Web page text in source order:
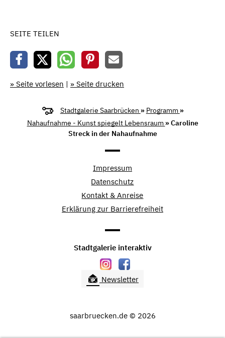
SEITE TEILEN
» Seite vorlesen | » Seite drucken
Stadtgalerie Saarbrücken » Programm »
Nahaufnahme - Kunst spiegelt Lebensraum » Caroline
Streck in der Nahaufnahme
Impressum
Datenschutz
Kontakt & Anreise
Erklärung zur Barrierefreiheit
Stadtgalerie interaktiv
Newsletter
saarbruecken.de © 2026